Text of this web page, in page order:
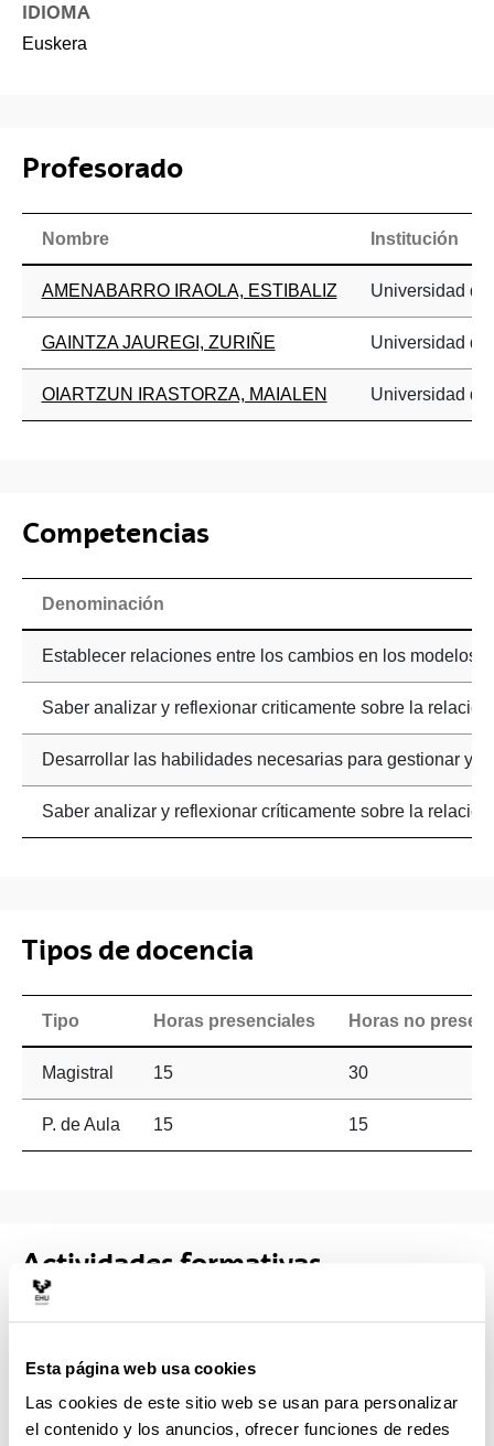
Esta página web usa cookies
Las cookies de este sitio web se usan para personalizar
el contenido y los anuncios, ofrecer funciones de redes
IDIOMA
Euskera
Profesorado
Nombre Institución
AMENABARRO IRAOLA, ESTIBALIZ Universidad
GAINTZA JAUREGI, ZURIÑE Universidad
OIARTZUN IRASTORZA, MAIALEN Universidad
Competencias
Denominación
Establecer relaciones entre los cambios en los modelos
Saber analizar y reflexionar criticamente sobre la
Desarrollar las habilidades necesarias para gestionar y
Saber analizar y reflexionar críticamente sobre la
Tipos de docencia
Tipo Horas presenciales Horas no
Magistral 15 30
P. de Aula 15 15
Actividades formativas
Prácticas de aula 25.0 15 %